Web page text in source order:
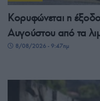
Κορυφώνεται η
Αυγούστου από τα
8/08/2026 - 9:47πμ